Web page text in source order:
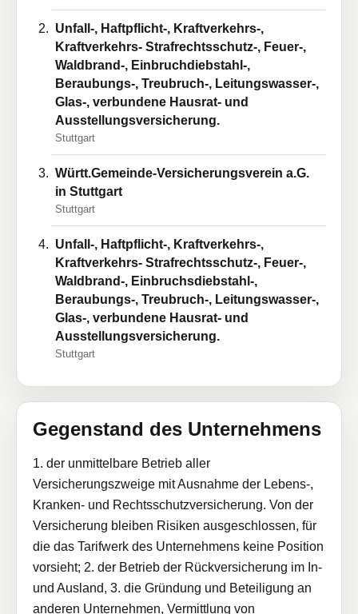
Unfall-, Haftpflicht-, Kraftverkehrs-,
Kraftverkehrs- Strafrechtsschutz-, Feuer-,
Waldbrand-, Einbruchdiebstahl-,
Beraubungs-, Treubruch-, Leitungswasser-,
Glas-, verbundene Hausrat- und
Ausstellungsversicherung.
Stuttgart
Württ.Gemeinde-Versicherungsverein a.G.
in Stuttgart
Stuttgart
Unfall-, Haftpflicht-, Kraftverkehrs-,
Kraftverkehrs- Strafrechtsschutz-, Feuer-,
Waldbrand-, Einbruchsdiebstahl-,
Beraubungs-, Treubruch-, Leitungswasser-,
Glas-, verbundene Hausrat- und
Ausstellungsversicherung.
Stuttgart
Gegenstand des Unternehmens
1. der unmittelbare Betrieb aller
Versicherungszweige mit Ausnahme der Lebens-,
Kranken- und Rechtsschutzversicherung. Von der
Versicherung bleiben Risiken ausgeschlossen, für
die das Tarifwerk des Unternehmens keine Position
vorsieht; 2. der Betrieb der Rückversicherung im In-
und Ausland, 3. die Gründung und Beteiligung an
anderen Unternehmen, Vermittlung von